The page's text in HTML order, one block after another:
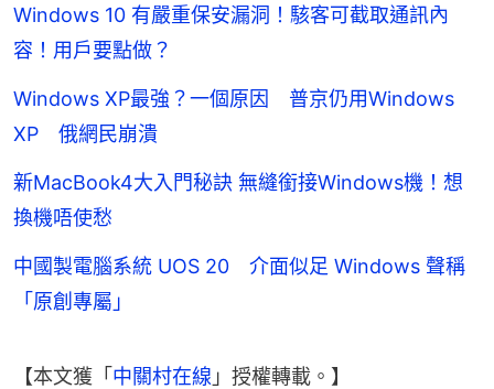
Windows 10 有嚴重保安漏洞！駭客可截取通訊內
容！用戶要點做？
Windows XP最強？一個原因 普京仍用Windows
XP 俄網民崩潰
新MacBook4大入門秘訣 無縫銜接Windows機！想
換機唔使愁
中國製電腦系統 UOS 20 介面似足 Windows 聲稱
「原創專屬」
【本文獲「 中關村在線 」授權轉載。】